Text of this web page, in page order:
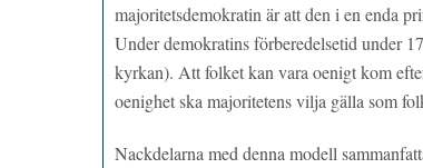
majoritetsdemokratin är att den i en enda
Under demokratins förberedelsetid under
kyrkan). Att folket kan vara oenigt kom
oenighet ska majoritetens vilja gälla som
Nackdelarna med denna modell